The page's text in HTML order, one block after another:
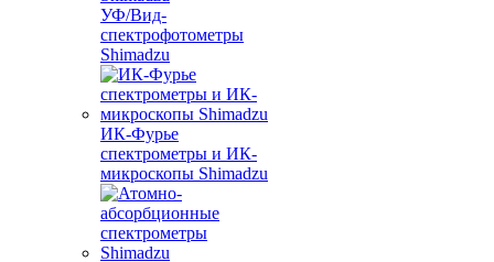
УФ/Вид-
спектрофотометры
Shimadzu
ИК-Фурье
спектрометры и ИК-
микроскопы Shimadzu